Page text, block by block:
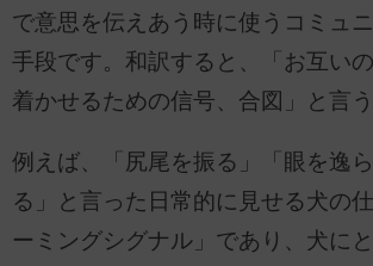
で意思を伝えあう時に使うコミュ
手段です。和訳すると、「お互い
着かせるための信号、合図」と言う
例えば、「尻尾を振る」「眼を逸
る」と言った日常的に見せる犬の
ーミングシグナル」であり、犬に